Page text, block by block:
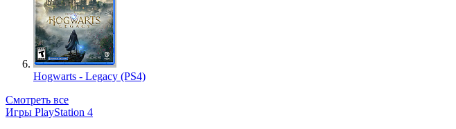
Hogwarts - Legacy (PS4)
Смотреть все
Игры PlayStation 4